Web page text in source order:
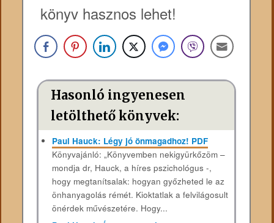
könyv hasznos lehet!
Hasonló ingyenesen
letölthető könyvek:
Paul Hauck: Légy jó önmagadhoz! PDF
Könyvajánló: „Könyvemben nekigyürkőzöm –
mondja dr, Hauck, a híres pszichológus -,
hogy megtanítsalak: hogyan győzheted le az
önhanyagolás rémét. Kioktatlak a felvilágosult
önérdek művészetére. Hogy...